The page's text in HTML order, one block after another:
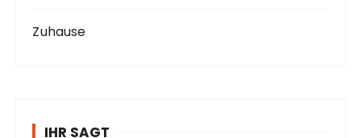
Zuhause
IHR SAGT